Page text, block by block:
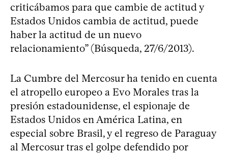
criticábamos para que cambie de actitud y
Estados Unidos cambia de actitud, puede
haber la actitud de un nuevo
relacionamiento” (Búsqueda, 27/6/2013).
La Cumbre del Mercosur ha tenido en cuenta
el atropello europeo a Evo Morales tras la
presión estadounidense, el espionaje de
Estados Unidos en América Latina, en
especial sobre Brasil, y el regreso de Paraguay
al Mercosur tras el golpe defendido por